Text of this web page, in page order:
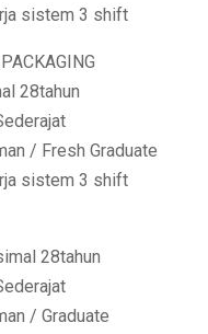
sistem 3 shift
28tahun
/ Fresh Graduate
sistem 3 shift
28tahun
/ Graduate